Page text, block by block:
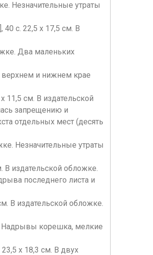
Незначительные утраты
с. 22,5 х 17,5 см. В
Два маленьких
верхнем и нижнем крае
11,5 см. В издательской
запрещению и
отдельных мест (десять
Незначительные утраты
В издательской обложке.
последнего листа и
В издательской обложке.
Надрывы корешка, мелкие
х 18,3 см. В двух